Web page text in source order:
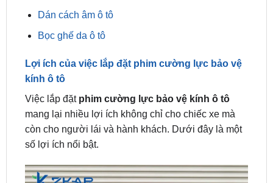
Lợi ích của việc lắp đặt phim cường lực bảo vệ
Việc lắp đặt phim cường lực bảo vệ kính ô tô
mang lại nhiều lợi ích không chỉ cho chiếc xe mà
còn cho người lái và hành khách. Dưới đây là một
số lợi ích nổi bật.